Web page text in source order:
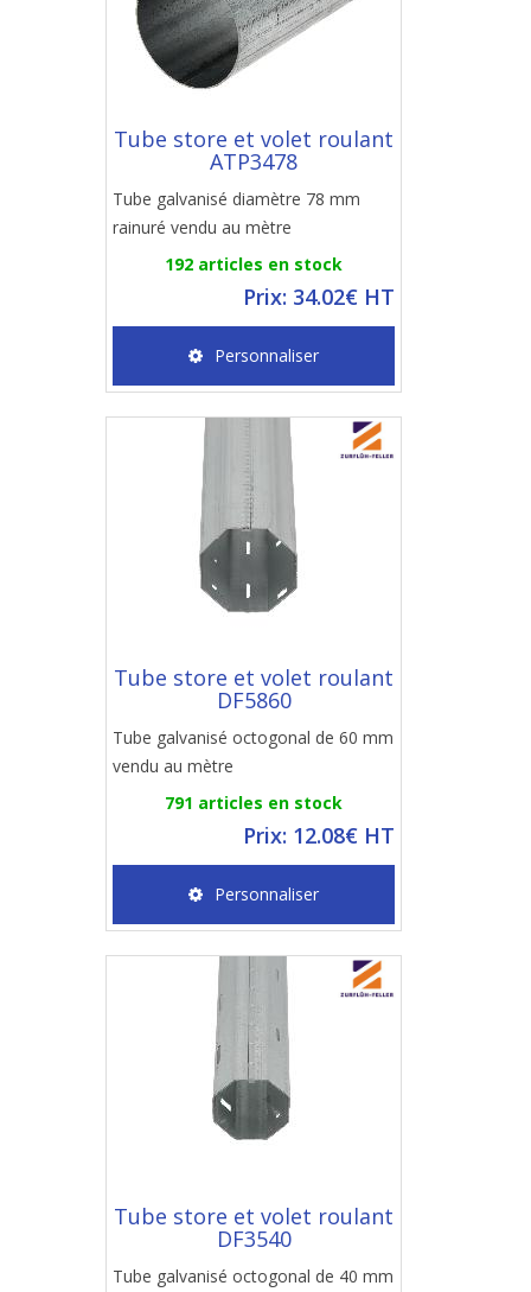
Tube store et volet roulant
ATP3478
Tube galvanisé diamètre 78 mm
rainuré vendu au mètre
192 articles en stock
Prix: 34.02€ HT
Personnaliser
Tube store et volet roulant
DF5860
Tube galvanisé octogonal de 60 mm
vendu au mètre
791 articles en stock
Prix: 12.08€ HT
Personnaliser
Tube store et volet roulant
DF3540
Tube galvanisé octogonal de 40 mm